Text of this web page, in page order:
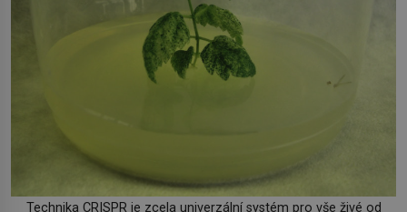
Technika CRISPR je zcela univerzální systém pro vše živé od